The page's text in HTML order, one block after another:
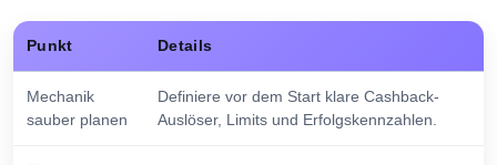
Punkt Details
Mechanik
sauber planen
Definiere vor dem Start klare Cashback-
Auslöser, Limits und Erfolgskennzahlen.